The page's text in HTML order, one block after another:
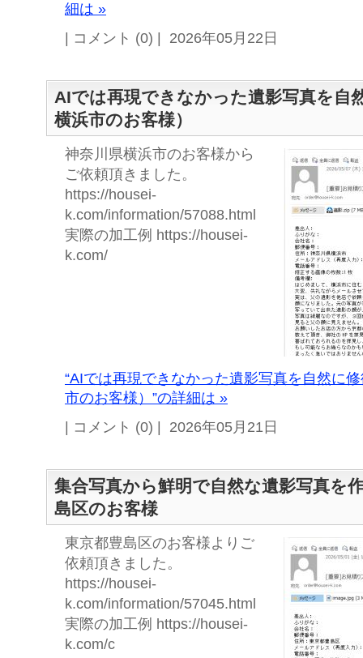
細は »
| コメント (0) | 2026年05月22日
AIでは再現できなかった遺影写真を自
横浜市のお客様）
神奈川県横浜市のお客様から
ご依頼頂きました。
https://housei-
k.com/information/57088.html
実際の加工例 https://housei-
k.com/
“AIでは再現できなかった遺影写真を自然に
市のお客様）”の詳細は »
| コメント (0) | 2026年05月21日
集合写真から鮮明で自然な遺影写真を
島区のお客様
東京都豊島区のお客様よりご
依頼頂きました。
https://housei-
k.com/information/57045.html
実際の加工例 https://housei-
k.com/c